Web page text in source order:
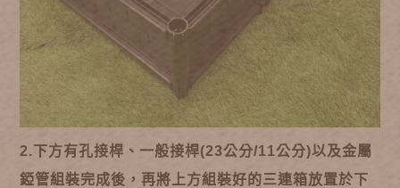
2.下方有孔接桿、一般接桿(23公分/11公分)以及金屬
錏管組裝完成後，再將上方組裝好的三連箱放置於下